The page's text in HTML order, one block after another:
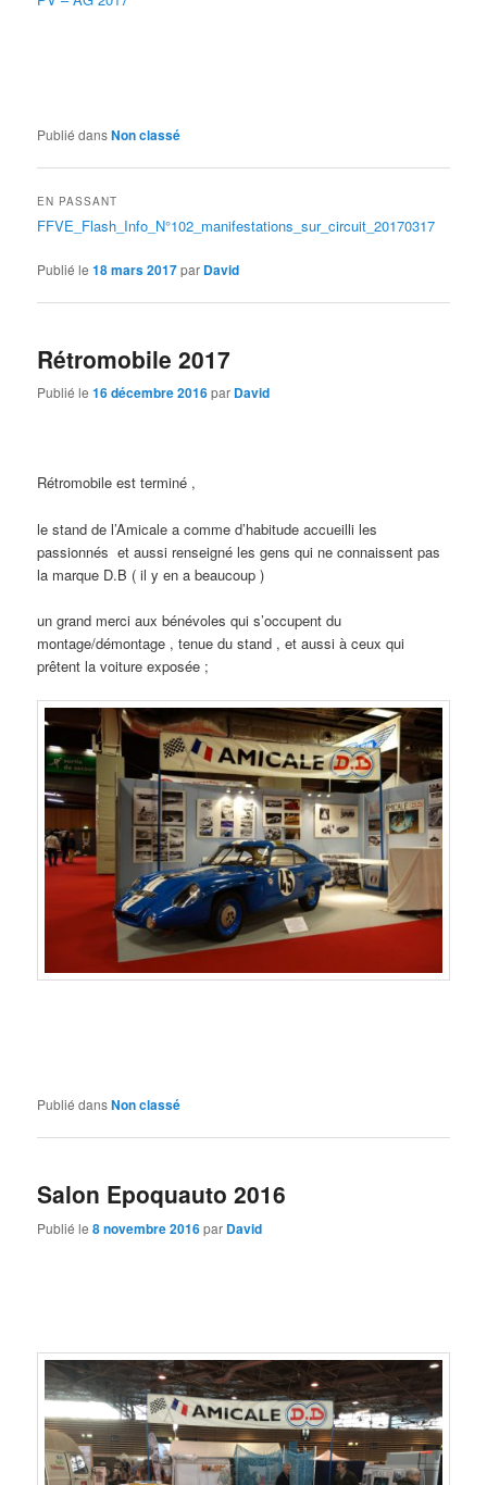
Publié dansNon classé
EN PASSANT
FFVE_Flash_Info_N°102_manifestations_sur_circuit_20170317
Publié le18 mars 2017par David
Rétromobile 2017
Publié le16 décembre 2016par David
Rétromobile est terminé ,
le stand de l’Amicale a comme d’habitude accueilli les
passionnés et aussi renseigné les gens qui ne connaissent pas
la marque D.B ( il y en a beaucoup )
un grand merci aux bénévoles qui s’occupent du
montage/démontage , tenue du stand , et aussi à ceux qui
prêtent la voiture exposée ;
Publié dansNon classé
Salon Epoquauto 2016
Publié le8 novembre 2016par David